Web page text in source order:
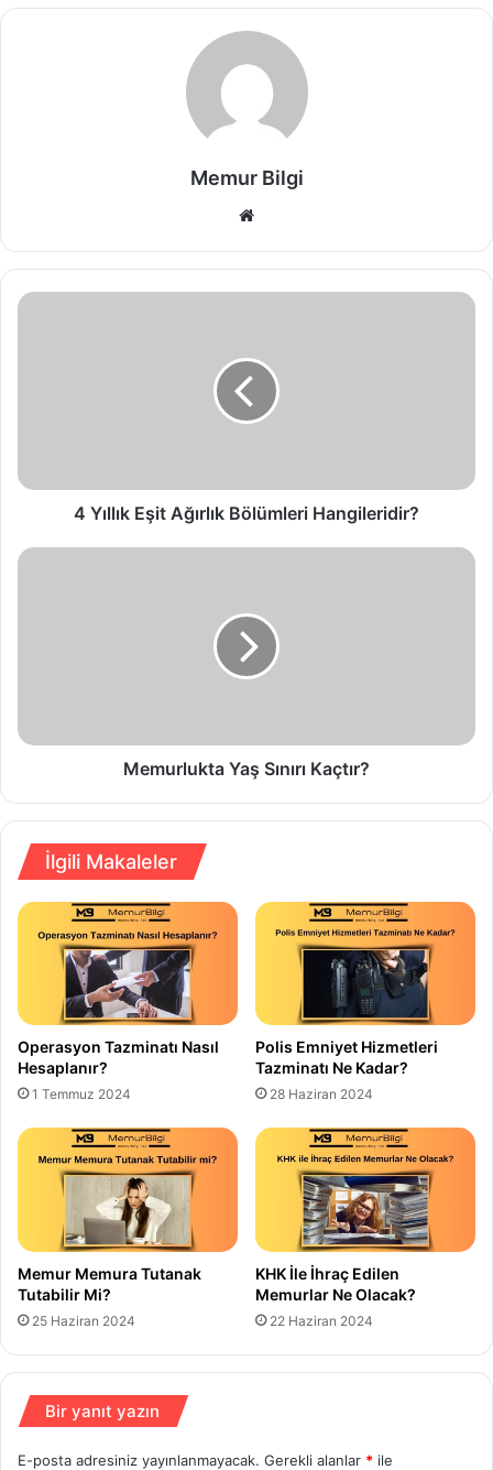
Memur Bilgi
Web
4 Yıllık Eşit Ağırlık Bölümleri Hangileridir?
Memurlukta Yaş Sınırı Kaçtır?
İlgili Makaleler
Operasyon Tazminatı Nasıl
Hesaplanır?
1 Temmuz 2024
Polis Emniyet Hizmetleri
Tazminatı Ne Kadar?
28 Haziran 2024
Memur Memura Tutanak
Tutabilir Mi?
25 Haziran 2024
KHK İle İhraç Edilen
Memurlar Ne Olacak?
22 Haziran 2024
Bir yanıt yazın
E-posta adresiniz yayınlanmayacak. Gerekli alanlar * ile